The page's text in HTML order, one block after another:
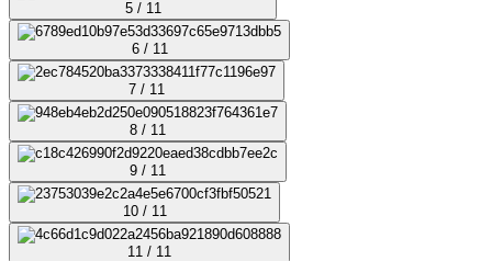
5 / 11
6 / 11
7 / 11
8 / 11
9 / 11
10 / 11
11 / 11